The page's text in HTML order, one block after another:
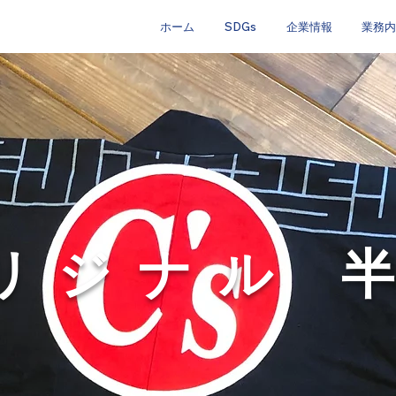
ホーム SDGs 企業情報 業務
ジナル